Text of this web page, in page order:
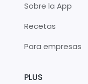
Sobre la App
Recetas
Para empresas
PLUS